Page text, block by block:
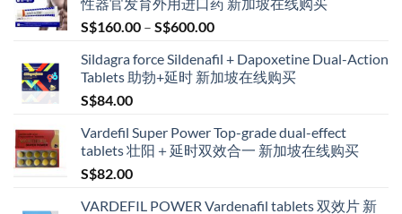
S$160.00 – S$600.00Price
S$160.00
through
Sildagra force Sildenafil + Dapoxetine Dual-Action
Tablets 助勃+延时 新加坡在线购买
S$84.00
Vardefil Super Power Top-grade dual-effect
tablets 壮阳＋延时双效合一 新加坡在线购买
S$82.00
VARDEFIL POWER Vardenafil tablets 双效片 新